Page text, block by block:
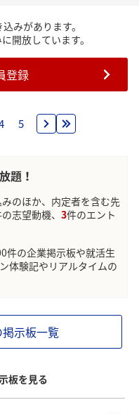
みがあります。
開放しています。
登録
5
題！
のほか、内定者を含む先
志望動機、 3件のエント
件の企業掲示板や就活生
体験記やリアルタイムの
示板一覧
板を見る